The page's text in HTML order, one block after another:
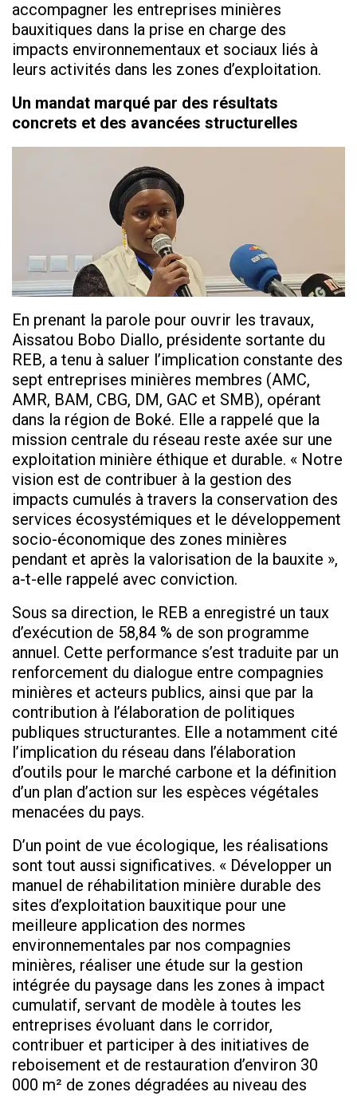
accompagner les entreprises minières
bauxitiques dans la prise en charge des
impacts environnementaux et sociaux liés à
leurs activités dans les zones d’exploitation.
Un mandat marqué par des résultats
concrets et des avancées structurelles
En prenant la parole pour ouvrir les travaux,
Aissatou Bobo Diallo, présidente sortante du
REB, a tenu à saluer l’implication constante des
sept entreprises minières membres (AMC,
AMR, BAM, CBG, DM, GAC et SMB), opérant
dans la région de Boké. Elle a rappelé que la
mission centrale du réseau reste axée sur une
exploitation minière éthique et durable. « Notre
vision est de contribuer à la gestion des
impacts cumulés à travers la conservation des
services écosystémiques et le développement
socio-économique des zones minières
pendant et après la valorisation de la bauxite »,
a-t-elle rappelé avec conviction.
Sous sa direction, le REB a enregistré un taux
d’exécution de 58,84 % de son programme
annuel. Cette performance s’est traduite par un
renforcement du dialogue entre compagnies
minières et acteurs publics, ainsi que par la
contribution à l’élaboration de politiques
publiques structurantes. Elle a notamment cité
l’implication du réseau dans l’élaboration
d’outils pour le marché carbone et la définition
d’un plan d’action sur les espèces végétales
menacées du pays.
D’un point de vue écologique, les réalisations
sont tout aussi significatives. « Développer un
manuel de réhabilitation minière durable des
sites d’exploitation bauxitique pour une
meilleure application des normes
environnementales par nos compagnies
minières, réaliser une étude sur la gestion
intégrée du paysage dans les zones à impact
cumulatif, servant de modèle à toutes les
entreprises évoluant dans le corridor,
contribuer et participer à des initiatives de
reboisement et de restauration d’environ 30
000 m² de zones dégradées au niveau des